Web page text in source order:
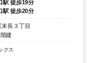
駅 徒歩19分
駅 徒歩20分
長３丁目
建
クス